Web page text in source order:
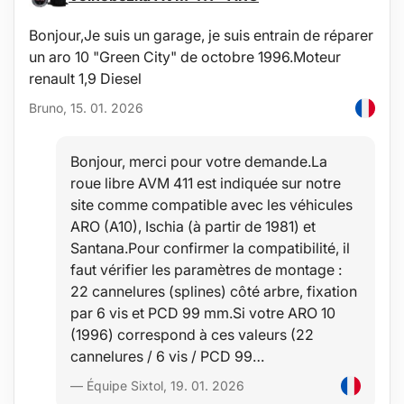
La qualité du matériau permet d'utiliser le bac dans une large
plage de températures, de -60 °C à +80 °C, et confère également
une grande résistance au vieillissement dû aux rayons UV.
Le matériau hypoallergénique permet une utilisation dans
n'importe quel véhicule sans aucun risque pour la santé.
Protection
L'avantage de ces bacs est le rebord surélevé de 4-6 cm (selon le
type de véhicule), protégeant l'intérieur de l'espace de
chargement contre le renversement ou le déversement de
liquides (eau, huile), de saletés, de poussière, de neige, etc., avec
une résistance à l'imprégnation par les huiles, l'essence et autres
carburants et partiellement aussi contre l'électrolyte des batteries.
Une couche antidérapante couvrant toute la surface de très haute
Bonjour,Je suis un garage, je suis entrain de réparer
un aro 10 "Green City" de octobre 1996.Moteur
renault 1,9 Diesel
Bruno, 15. 01. 2026
Bonjour, merci pour votre demande.La
roue libre AVM 411 est indiquée sur notre
site comme compatible avec les véhicules
ARO (A10), Ischia (à partir de 1981) et
Santana.Pour confirmer la compatibilité, il
faut vérifier les paramètres de montage :
22 cannelures (splines) côté arbre, fixation
par 6 vis et PCD 99 mm.Si votre ARO 10
(1996) correspond à ces valeurs (22
cannelures / 6 vis / PCD 99…
— Équipe Sixtol, 19. 01. 2026